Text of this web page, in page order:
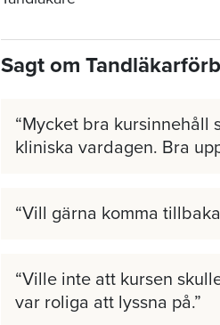
Sagt om
Mycket bra kursinnehåll
kliniska vardagen. Bra
Vill gärna komma
Ville inte att kursen
var roliga att lyssna på.